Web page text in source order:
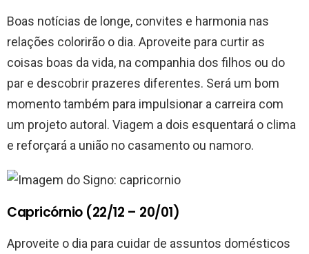
Boas notícias de longe, convites e harmonia nas
relações colorirão o dia. Aproveite para curtir as
coisas boas da vida, na companhia dos filhos ou do
par e descobrir prazeres diferentes. Será um bom
momento também para impulsionar a carreira com
um projeto autoral. Viagem a dois esquentará o clima
e reforçará a união no casamento ou namoro.
Capricórnio (22/12 – 20/01)
Aproveite o dia para cuidar de assuntos domésticos